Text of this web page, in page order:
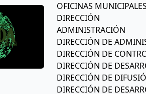
OFICINAS MUNICIPALES
DIRECCIÓN
ADMINISTRACIÓN
DIRECCIÓN DE
DIRECCIÓN DE
DIRECCIÓN DE
DIRECCIÓN DE
DIRECCIÓN DE